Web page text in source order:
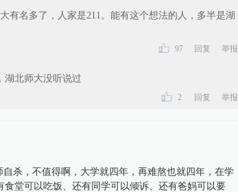
有名多了，人家是211。能有这个想法的人，多半是湖
97 回复 举报
湖北师大没听说过
2 回复 举报
杀，不值得啊，大学就四年，再难熬也就四年，在学
堂可以吃饭、还有同学可以倾诉、还有爸妈可以要